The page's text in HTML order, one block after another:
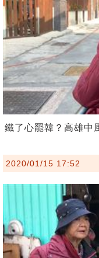
鐵了心罷韓？高雄中
2020/01/15 17:52